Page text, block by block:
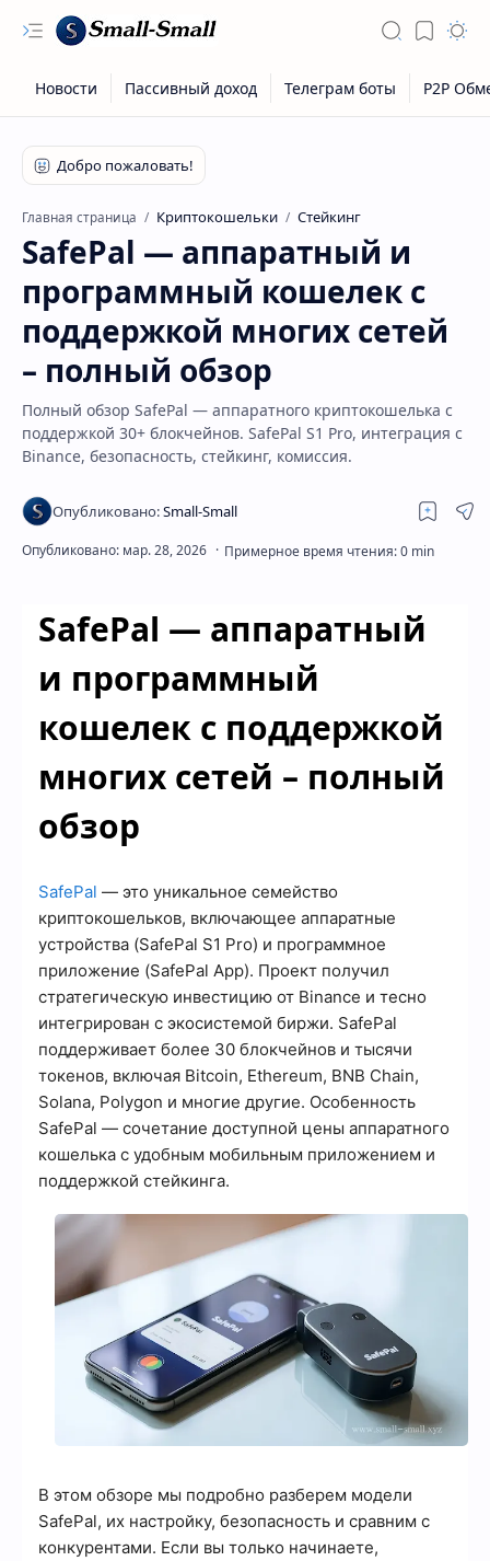
Скрытое меню
Главная страница Криптокошельки Стейкинг
SafePal — аппаратный и
программный кошелек с
поддержкой многих сетей
– полный обзор
Полный обзор SafePal — аппаратного криптокошелька с
поддержкой 30+ блокчейнов. SafePal S1 Pro, интеграция с
Binance, безопасность, стейкинг, комиссия.
SafePal — аппаратный
и программный
кошелек с поддержкой
многих сетей – полный
обзор
SafePal — это уникальное семейство
криптокошельков, включающее аппаратные
устройства (SafePal S1 Pro) и программное
приложение (SafePal App). Проект получил
стратегическую инвестицию от Binance и тесно
интегрирован с экосистемой биржи. SafePal
поддерживает более 30 блокчейнов и тысячи
токенов, включая Bitcoin, Ethereum, BNB Chain,
Solana, Polygon и многие другие. Особенность
SafePal — сочетание доступной цены аппаратного
кошелька с удобным мобильным приложением и
поддержкой стейкинга.
В этом обзоре мы подробно разберем модели
SafePal, их настройку, безопасность и сравним с
конкурентами. Если вы только начинаете,